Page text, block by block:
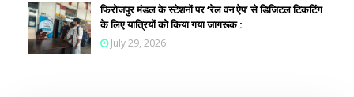
फिरोजपुर मंडल के स्टेशनों पर ‘रेल वन ऐप’ से डिजिटल टिकटिंग
के लिए यात्रियों को किया गया जागरूक :
July 29, 2026